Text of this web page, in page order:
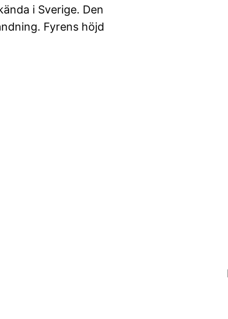
i Sverige. Den
Fyrens höjd